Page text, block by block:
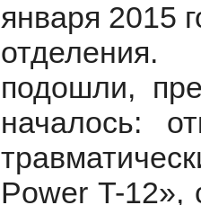
января 2015
отделения.
подошли,
началось:
Power T-12»,